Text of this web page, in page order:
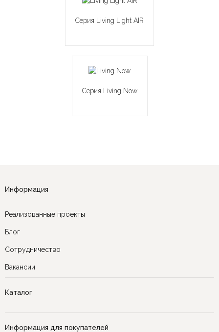
Серия Living Light AIR
Серия Living Now
Информация
Реализованные проекты
Блог
Сотрудничество
Вакансии
Каталог
Информация для покупателей